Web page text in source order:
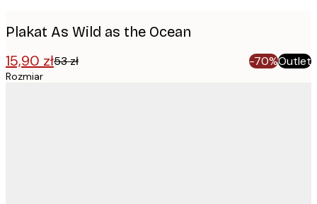
Plakat As Wild as the Ocean
15,90 zł53 zł -70%Outlet
Rozmiar